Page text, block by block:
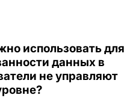
использовать для
данных в
не управляют